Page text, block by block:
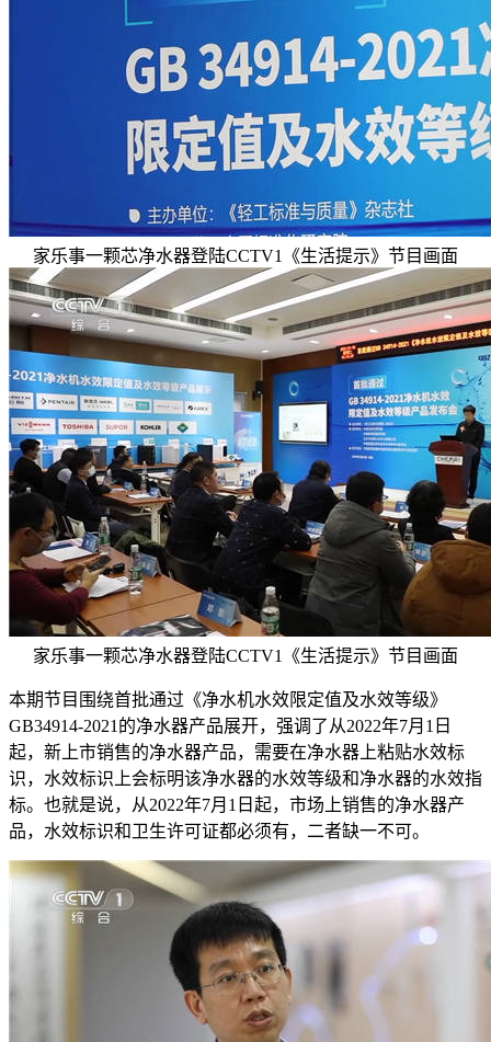
家乐事一颗芯净水器登陆CCTV1《生活提示》节目画面
家乐事一颗芯净水器登陆CCTV1《生活提示》节目画面
本期节目围绕首批通过《净水机水效限定值及水效等级》
GB34914-2021的净水器产品展开，强调了从2022年7月1日
起，新上市销售的净水器产品，需要在净水器上粘贴水效标
识，水效标识上会标明该净水器的水效等级和净水器的水效指
标。也就是说，从2022年7月1日起，市场上销售的净水器产
品，水效标识和卫生许可证都必须有，二者缺一不可。